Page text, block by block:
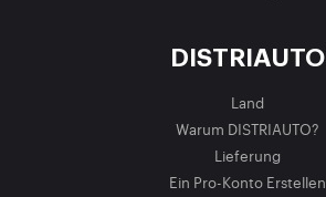
DISTRIAUTO
Land
Warum DISTRIAUTO?
Lieferung
Ein Pro-Konto Erstellen